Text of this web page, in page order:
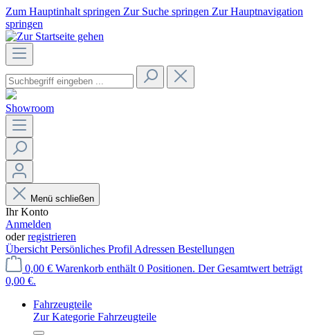
Zum Hauptinhalt springen Zur Suche springen Zur Hauptnavigation
springen
Showroom
Menü schließen
Ihr Konto
Anmelden
oderregistrieren
Übersicht Persönliches Profil Adressen Bestellungen
0,00 € Warenkorb enthält 0 Positionen. Der Gesamtwert beträgt
0,00 €.
Fahrzeugteile
Zur Kategorie Fahrzeugteile